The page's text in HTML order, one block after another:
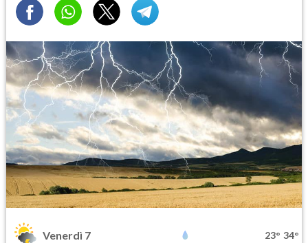
Venerdì 7 23° 34°